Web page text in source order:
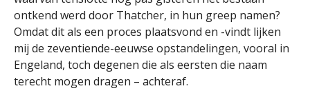
ontkend werd door Thatcher, in hun greep namen?
Omdat dit als een proces plaatsvond en -vindt lijken
mij de zeventiende-eeuwse opstandelingen, vooral in
Engeland, toch degenen die als eersten die naam
terecht mogen dragen – achteraf.